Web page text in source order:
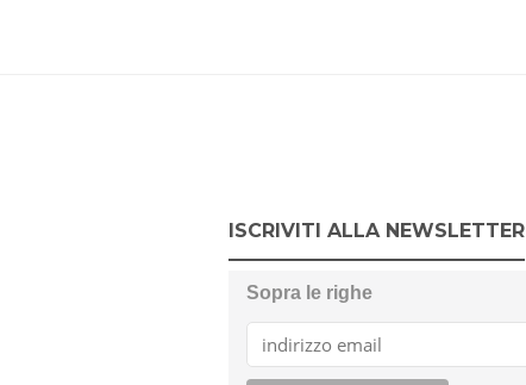
ISCRIVITI ALLA NEWSLETTER
Sopra le righe